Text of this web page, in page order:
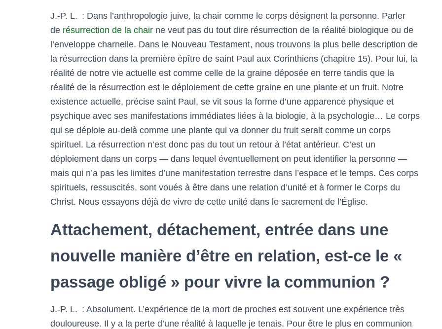
J.-P. L. : Dans l’anthropologie juive, la chair comme le corps désignent la personne. Parler
de résurrection de la chair ne veut pas du tout dire résurrection de la réalité biologique ou de
l’enveloppe charnelle. Dans le Nouveau Testament, nous trouvons la plus belle description de
la résurrection dans la première épître de saint Paul aux Corinthiens (chapitre 15). Pour lui, la
réalité de notre vie actuelle est comme celle de la graine déposée en terre tandis que la
réalité de la résurrection est le déploiement de cette graine en une plante et un fruit. Notre
existence actuelle, précise saint Paul, se vit sous la forme d’une apparence physique et
psychique avec ses manifestations immédiates liées à la biologie, à la psychologie… Le corps
qui se déploie au-delà comme une plante qui va donner du fruit serait comme un corps
spirituel. La résurrection n’est donc pas du tout un retour à l’état antérieur. C’est un
déploiement dans un corps — dans lequel éventuellement on peut identifier la personne —
mais qui n’a pas les limites d’une manifestation terrestre dans l’espace et le temps. Ces corps
spirituels, ressuscités, sont voués à être dans une relation d’unité et à former le Corps du
Christ. Nous essayons déjà de vivre de cette unité dans le sacrement de l’Église.
Attachement, détachement, entrée dans une
nouvelle manière d’être en relation, est-ce le «
passage obligé » pour vivre la communion ?
J.-P. L. : Absolument. L’expérience de la mort de proches est souvent une expérience très
douloureuse. Il y a la perte d’une réalité à laquelle je tenais. Pour être le plus en communion